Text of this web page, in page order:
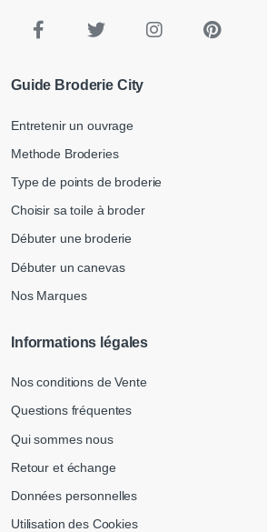
Guide Broderie City
Entretenir un ouvrage
Methode Broderies
Type de points de broderie
Choisir sa toile à broder
Débuter une broderie
Débuter un canevas
Nos Marques
Informations légales
Nos conditions de Vente
Questions fréquentes
Qui sommes nous
Retour et échange
Données personnelles
Utilisation des Cookies